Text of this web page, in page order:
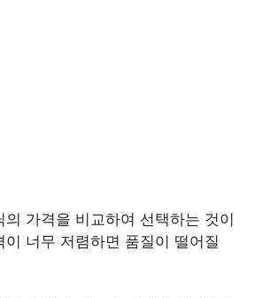
의 가격을 비교하여 선택하는 것이
이 너무 저렴하면 품질이 떨어질